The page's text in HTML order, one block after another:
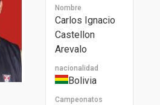
Nombre
Carlos Ignacio
Castellon
Arevalo
nacionalidad
Bolivia
Campeonatos